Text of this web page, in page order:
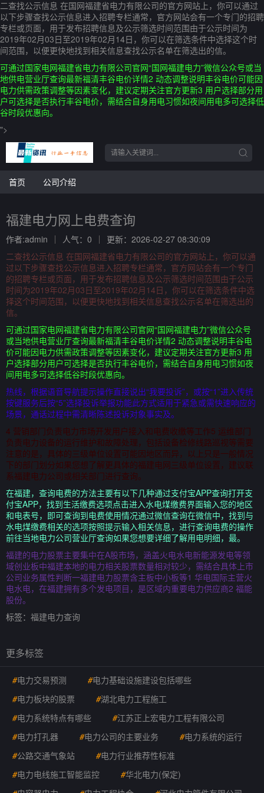
二查找公示信息 在国网福建省电力有限公司的官方网站上，你可以通过
以下步骤查找公示信息进入招聘专栏通常，官方网站会有一个专门的招聘
专栏或页面，用于发布招聘信息及公示筛选时间范围由于公示时间为
2019年02月03日至2019年02月14日，你可以在筛选条件中选择这个时
间范围，以便更快地找到相关信息查找公示名单在筛选出的信。
可通过国家电网福建省电力有限公司官网“国网福建电力”微信公众号或当
地供电营业厅查询最新福清丰谷电价详情2 动态调整说明丰谷电价可能因
电力供需政策调整等因素变化，建议定期关注官方更新3 用户选择部分用
户可选择是否执行丰谷电价，需结合自身用电习惯如夜间用电多可选择低
谷时段优惠向。
">
首页 公司介绍
福建电力网上电费查询
作者:admin 人气：0
更新：2026-02-27 08:30:09
二查找公示信息 在国网福建省电力有限公司的官方网站上，你可以通
过以下步骤查找公示信息进入招聘专栏通常，官方网站会有一个专门
的招聘专栏或页面，用于发布招聘信息及公示筛选时间范围由于公示
时间为2019年02月03日至2019年02月14日，你可以在筛选条件中选
择这个时间范围，以便更快地找到相关信息查找公示名单在筛选出的
信。
可通过国家电网福建省电力有限公司官网“国网福建电力”微信公众号
或当地供电营业厅查询最新福清丰谷电价详情2 动态调整说明丰谷电
价可能因电力供需政策调整等因素变化，建议定期关注官方更新3 用
户选择部分用户可选择是否执行丰谷电价，需结合自身用电习惯如夜
间用电多可选择低谷时段优惠向。
热线，根据语音导航提示操作直接说出“我要投诉”，或按“1”进入传统
按键服务后按“5”选择投诉举报功能此方式适用于紧急或需快速响应的
场景，通话过程中需清晰陈述投诉对象事实及。
4 营销部门负责电力市场开发用户接入和电费收缴等工作5 运维部门
负责电力设备的运行维护和故障处理，包括设备检修线路巡视等需要
注意的是，具体的三级单位设置可能因地区而异，以上只是一般情况
下的部门划分如果您想了解更具体的福建电网三级单位设置，建议联
系福建电力公司或相关部门进行查询。
在福建，查询电费的方法主要有以下几种通过支付宝APP查询打开支
付宝APP，找到生活缴费选项点击进入水电煤缴费界面输入您的地区
和电表号，即可查询到电费使用情况通过微信查询在微信中，找到与
水电煤缴费相关的选项按照提示输入相关信息，进行查询电费的操作
前往当地电力公司营业厅查询如果您想要详细了解用电明细，最。
福建的电力股票主要集中在A股市场，涵盖火电水电新能源发电等领
域创业板中福建本地的电力相关股票数量相对较少，需结合具体上市
公司业务属性判断一福建电力股票含主板中小板等1 华电国际主营火
电水电，在福建拥有多个发电项目，是区域内重要电力供应商2 福能
股份。
标签： 福建电力查询
更多标签
#电力交易预测 #电力基础设施建设包括哪些
#电力板块的股票 #湖北电力工程施工
#电力系统特点有哪些 #江苏正上宏电力工程有限公司
#电力打孔器 #电力公司的主要业务 #电力系统的运行
#公路交通气象站 #电力行业推荐性标准
#电力电线施工智能监控 #华北电力(保定)